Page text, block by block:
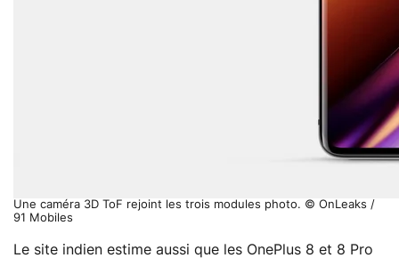
Une caméra 3D ToF rejoint les trois modules photo. © OnLeaks /
91 Mobiles
Le site indien estime aussi que les OnePlus 8 et 8 Pro